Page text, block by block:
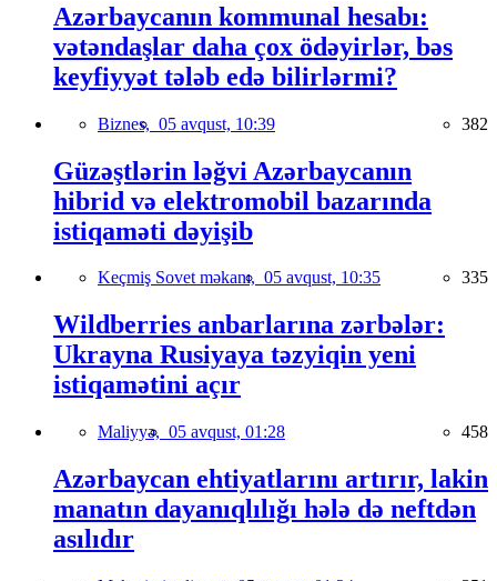
Azərbaycanın kommunal hesabı:
vətəndaşlar daha çox ödəyirlər, bəs
keyfiyyət tələb edə bilirlərmi?
Biznes, 05 avqust, 10:39 382
Güzəştlərin ləğvi Azərbaycanın
hibrid və elektromobil bazarında
istiqaməti dəyişib
Keçmiş Sovet məkanı, 05 avqust, 10:35 335
Wildberries anbarlarına zərbələr:
Ukrayna Rusiyaya təzyiqin yeni
istiqamətini açır
Maliyyə, 05 avqust, 01:28 458
Azərbaycan ehtiyatlarını artırır, lakin
manatın dayanıqlılığı hələ də neftdən
asılıdır